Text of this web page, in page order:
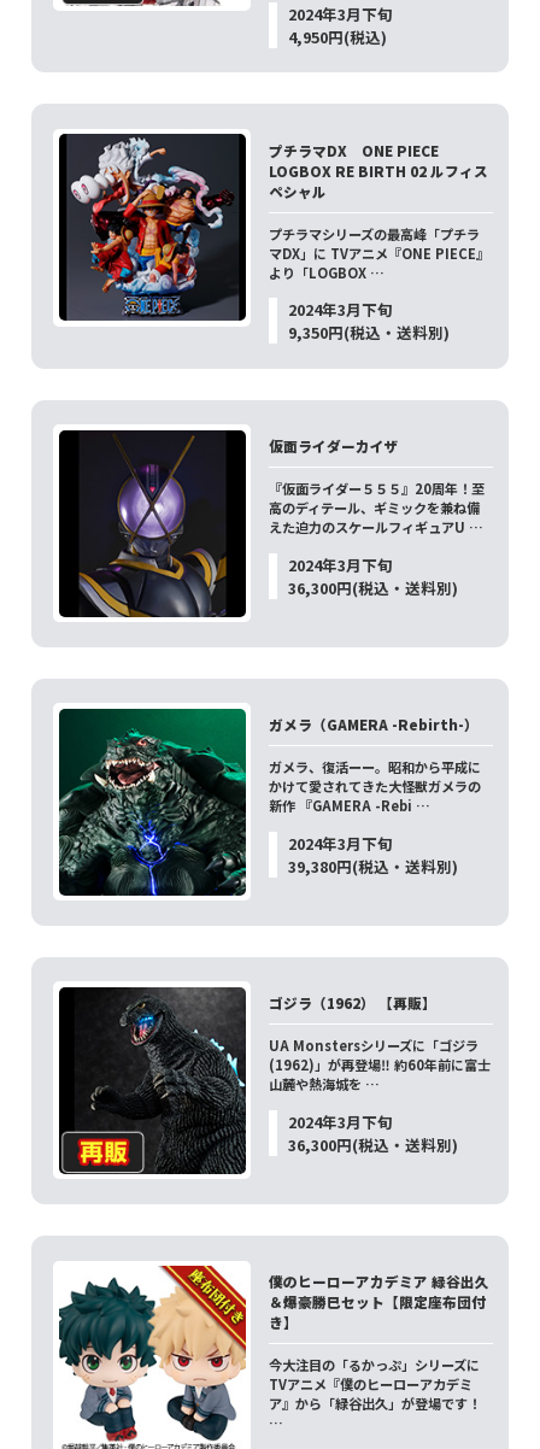
2024年3月下旬
4,950円(税込)
プチラマDX ONE PIECE
LOGBOX RE BIRTH 02 ルフィス
ペシャル
プチラマシリーズの最高峰「プチラ
マDX」に TVアニメ『ONE PIECE』
より「LOGBOX …
2024年3月下旬
9,350円(税込・送料別)
仮面ライダーカイザ
『仮面ライダー５５５』20周年！至
高のディテール、ギミックを兼ね備
えた迫力のスケールフィギュアU …
2024年3月下旬
36,300円(税込・送料別)
ガメラ（GAMERA -Rebirth-）
ガメラ、復活ーー。昭和から平成に
かけて愛されてきた大怪獣ガメラの
新作 『GAMERA -Rebi …
2024年3月下旬
39,380円(税込・送料別)
ゴジラ（1962） 【再販】
UA Monstersシリーズに「ゴジラ
(1962)」が再登場‼ 約60年前に富士
山麓や熱海城を …
2024年3月下旬
36,300円(税込・送料別)
僕のヒーローアカデミア 緑谷出久
＆爆豪勝巳セット【限定座布団付
き】
今大注目の「るかっぷ」シリーズに
TVアニメ『僕のヒーローアカデミ
ア』から「緑谷出久」が登場です！
…